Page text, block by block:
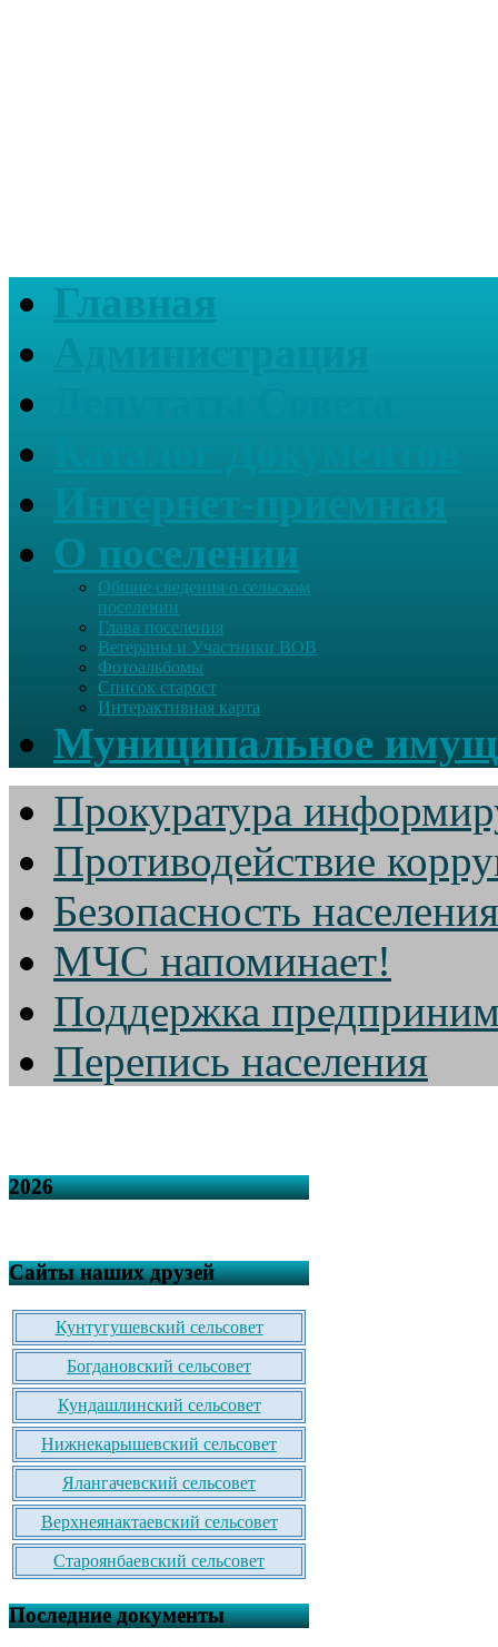
Главная
О поселении
Общие сведения о сельском
поселении
Глава поселения
Ветераны и Участники ВОВ
Фотоальбомы
Список старост
Интерактивная карта
Муниципальное
Прокуратура
Противодействие
Безопасность населения
МЧС напоминает!
Поддержка
Перепись населения
2026
Сайты наших друзей
Кунтугушевский сельсовет
Богдановский сельсовет
Кундашлинский сельсовет
Нижнекарышевский сельсовет
Ялангачевский сельсовет
Верхнеянактаевский сельсовет
Староянбаевский сельсовет
Последние документы